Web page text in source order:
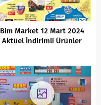
Bim Market 12 Mart 2024
Aktüel İndirimli Ürünler